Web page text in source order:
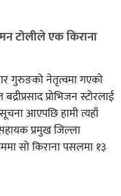
टोलीले एक किराना
गुरुङको नेतृत्वमा गएको
प्रोभिजन स्टोरलाई
आएपछि हामी त्यहाँ
प्रमुख जिल्ला
सो किराना पसलमा १३